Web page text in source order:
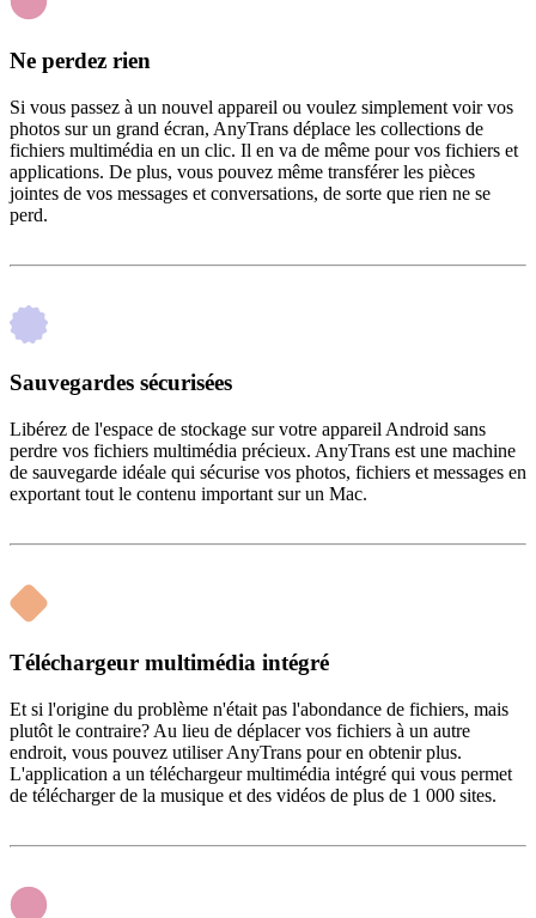
Ne perdez rien
Si vous passez à un nouvel appareil ou voulez simplement voir vos
photos sur un grand écran, AnyTrans déplace les collections de
fichiers multimédia en un clic. Il en va de même pour vos fichiers et
applications. De plus, vous pouvez même transférer les pièces
jointes de vos messages et conversations, de sorte que rien ne se
perd.
Sauvegardes sécurisées
Libérez de l'espace de stockage sur votre appareil Android sans
perdre vos fichiers multimédia précieux. AnyTrans est une machine
de sauvegarde idéale qui sécurise vos photos, fichiers et messages en
exportant tout le contenu important sur un Mac.
Téléchargeur multimédia intégré
Et si l'origine du problème n'était pas l'abondance de fichiers, mais
plutôt le contraire? Au lieu de déplacer vos fichiers à un autre
endroit, vous pouvez utiliser AnyTrans pour en obtenir plus.
L'application a un téléchargeur multimédia intégré qui vous permet
de télécharger de la musique et des vidéos de plus de 1 000 sites.